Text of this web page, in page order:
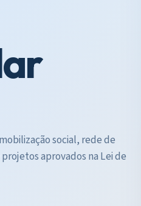
social, rede de
aprovados na Lei de